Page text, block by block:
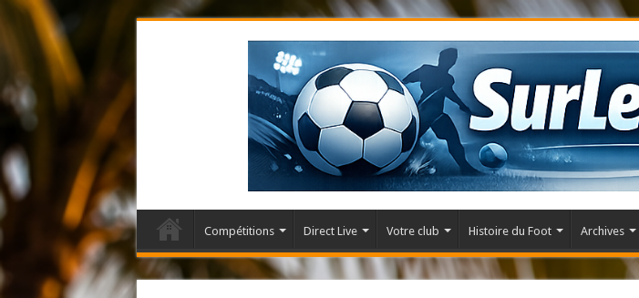
Compétitions Direct Live Votre club Histoire du Foot Archives